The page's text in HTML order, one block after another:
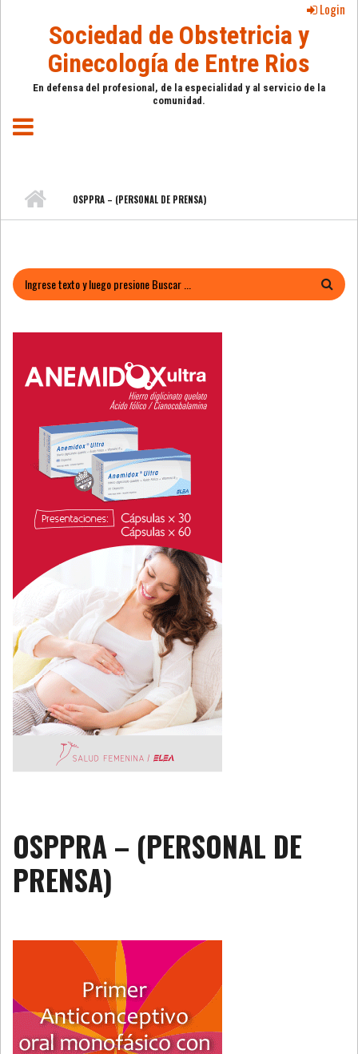
Login
Sociedad de Obstetricia y
Ginecología de Entre Rios
En defensa del profesional, de la especialidad y al servicio de la
comunidad.
OSPPRA – (PERSONAL DE PRENSA)
FORMULARIO DE BÚSQUEDA
OSPPRA – (PERSONAL DE
PRENSA)